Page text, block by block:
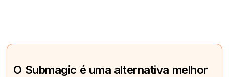
O Submagic é uma alternativa melhor